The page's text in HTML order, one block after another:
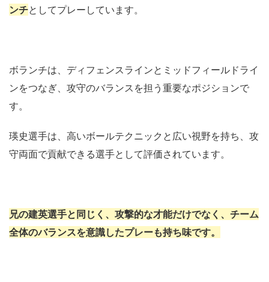
ンチとしてプレーしています。
ボランチは、ディフェンスラインとミッドフィールドライ
ンをつなぎ、攻守のバランスを担う重要なポジションで
す。
瑛史選手は、高いボールテクニックと広い視野を持ち、攻
守両面で貢献できる選手として評価されています。
兄の建英選手と同じく、攻撃的な才能だけでなく、チーム
全体のバランスを意識したプレーも持ち味です。